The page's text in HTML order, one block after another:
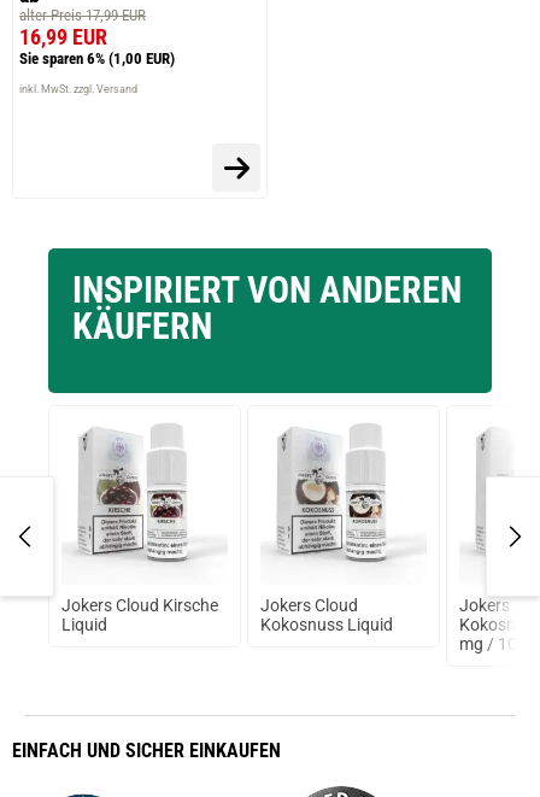
alter Preis 17,99 EUR
16,99 EUR
Sie sparen 6% (1,00 EUR)
inkl. MwSt. zzgl. Versand
INSPIRIERT VON ANDEREN
KÄUFERN
Jokers Cloud Kirsche
Liquid
Jokers Cloud
Kokosnuss Liquid
Jokers
mg / 10ml
EINFACH UND SICHER EINKAUFEN